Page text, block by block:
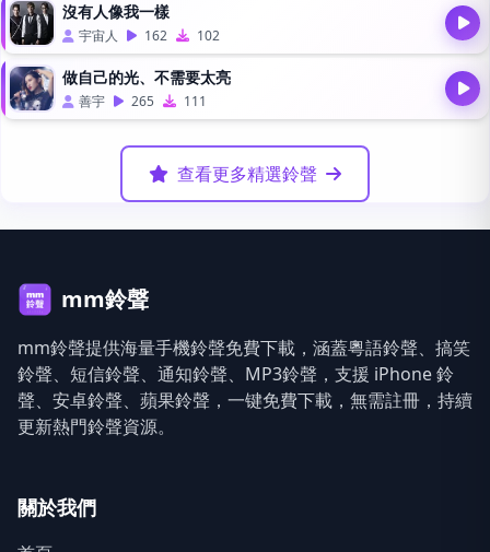
沒有人像我一樣
宇宙人 162 102
做自己的光、不需要太亮
善宇 265 111
查看更多精選鈴聲
mm鈴聲
mm鈴聲提供海量手機鈴聲免費下載，涵蓋粵語鈴聲、搞笑
鈴聲、短信鈴聲、通知鈴聲、MP3鈴聲，支援 iPhone 鈴
聲、安卓鈴聲、蘋果鈴聲，一键免費下載，無需註冊，持續
更新熱門鈴聲資源。
關於我們